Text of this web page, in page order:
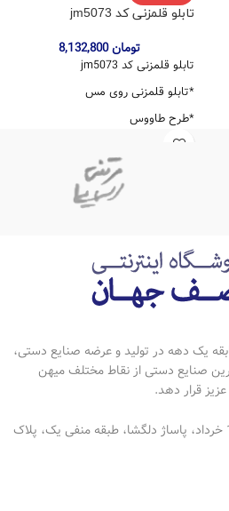
تابلو قلمزنی کد jm5073
تومان8,132,800
تابلو قلمزنی کد jm5073
*تابلو قلمزنی روی مس
*طرح طاووس
*قاب چوبی تلفیق هنر خاتمکاری و
مینیاتور برجسته طرح چوگان
یک دهه در تولید و عرضه صنایع دستی،
صنایع دستی از نقاط مختلف میهن
قرار دهد.
تهران بازار ، جنب ایستگاه مترو 15 خرداد، پاساژ دلگشا، طبقه منفی یک، پلاک